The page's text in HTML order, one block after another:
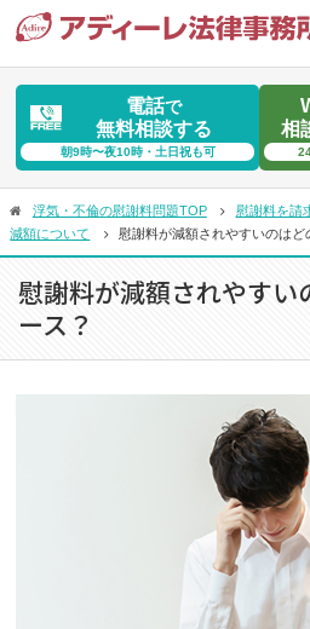
電話で
無料相談する
朝9時〜夜10時・土日祝も可
相
浮気・不倫の慰謝料問題TOP 慰謝料を請
減額について
慰謝料が減額されやすいのはど
慰謝料が減額されやすい
ース？